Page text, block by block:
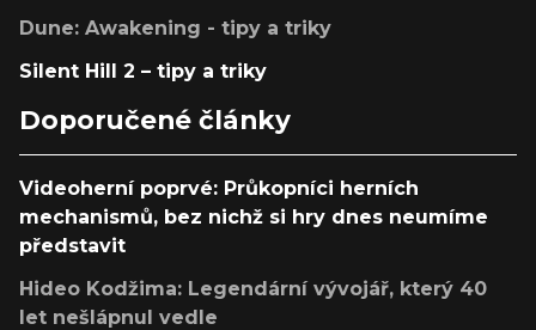
Dune: Awakening - tipy a triky
Silent Hill 2 – tipy a triky
Doporučené články
Videoherní poprvé: Průkopníci herních
mechanismů, bez nichž si hry dnes neumíme
představit
Hideo Kodžima: Legendární vývojář, který 40
let nešlápnul vedle